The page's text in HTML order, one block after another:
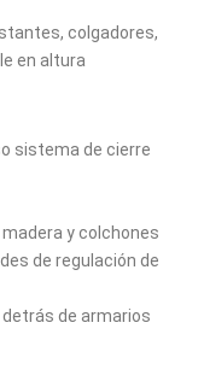
colgadores,
en altura
sistema de cierre
y colchones
de regulación de
de armarios